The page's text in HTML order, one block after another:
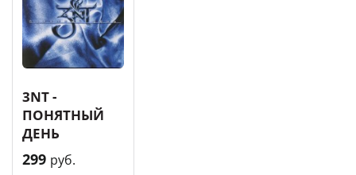
3NT -
ПОНЯТНЫЙ
ДЕНЬ
299 руб.